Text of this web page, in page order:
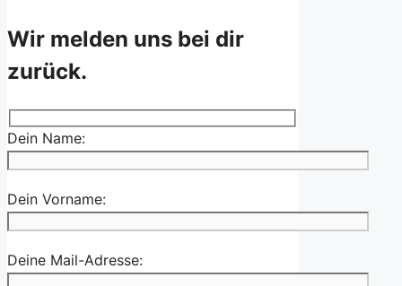
Wir melden uns bei dir
zurück.
Dein Name:
Dein Vorname:
Deine Mail-Adresse: